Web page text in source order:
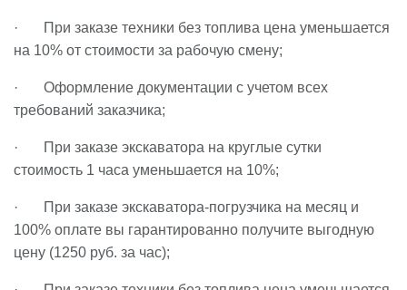
· При заказе техники без топлива цена уменьшается
на 10% от стоимости за рабочую смену;
· Оформление документации с учетом всех
требований заказчика;
· При заказе экскаватора на круглые сутки
стоимость 1 часа уменьшается на 10%;
· При заказе экскаватора-погрузчика на месяц и
100% оплате вы гарантированно получите выгодную
цену (1250 руб. за час);